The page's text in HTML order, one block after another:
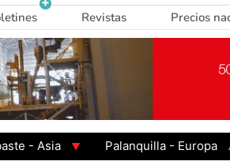
Revistas Precios
Asia Palanquilla - Europa